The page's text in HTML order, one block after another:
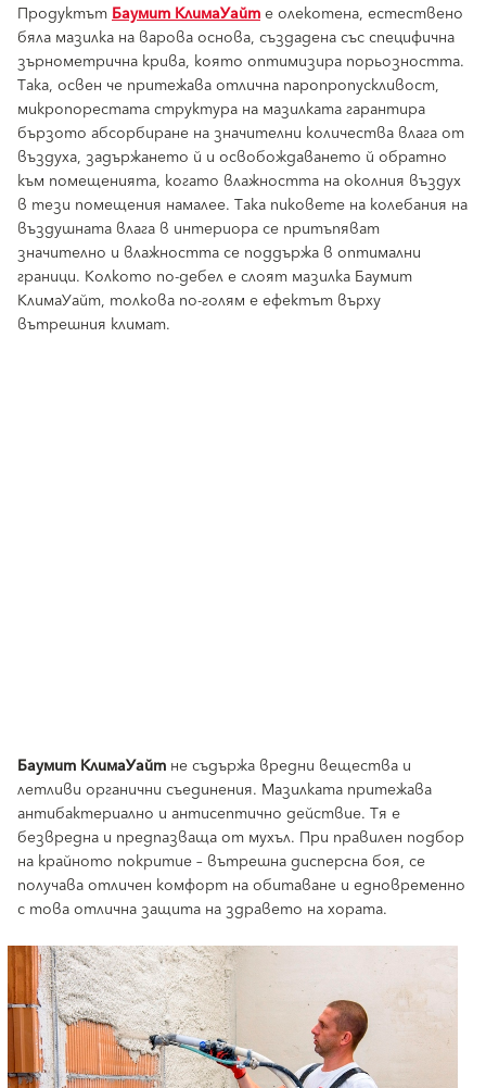
ПродуктътБаумит КлимаУайте олекотена, естествено
бяла мазилка на варова основа, създадена със специфична
зърнометрична крива, която оптимизира порьозността.
Така, освен че притежава отлична паропропускливост,
микропорестата структура на мазилката гарантира
бързото абсорбиране на значителни количества влага от
въздуха, задържането й и освобождаването й обратно
към помещенията, когато влажността на околния въздух
в тези помещения намалее. Така пиковете на колебания на
въздушната влага в интериора се притъпяват
значително и влажността се поддържа в оптимални
граници. Колкото по-дебел е слоят мазилка Баумит
КлимаУайт, толкова по-голям е ефектът върху
вътрешния климат.
Баумит КлимаУайт не съдържа вредни вещества и
летливи органични съединения. Мазилката притежава
антибактериално и антисептично действие. Тя е
безвредна и предпазваща от мухъл. При правилен подбор
на крайното покритие – вътрешна дисперсна боя, се
получава отличен комфорт на обитаване и едновременно
с това отлична защита на здравето на хората.